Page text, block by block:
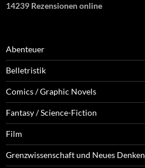
14239 Rezensionen online
Abenteuer
Belletristik
Comics / Graphic Novels
Fantasy / Science-Fiction
Film
Grenzwissenschaft und Neues Denken